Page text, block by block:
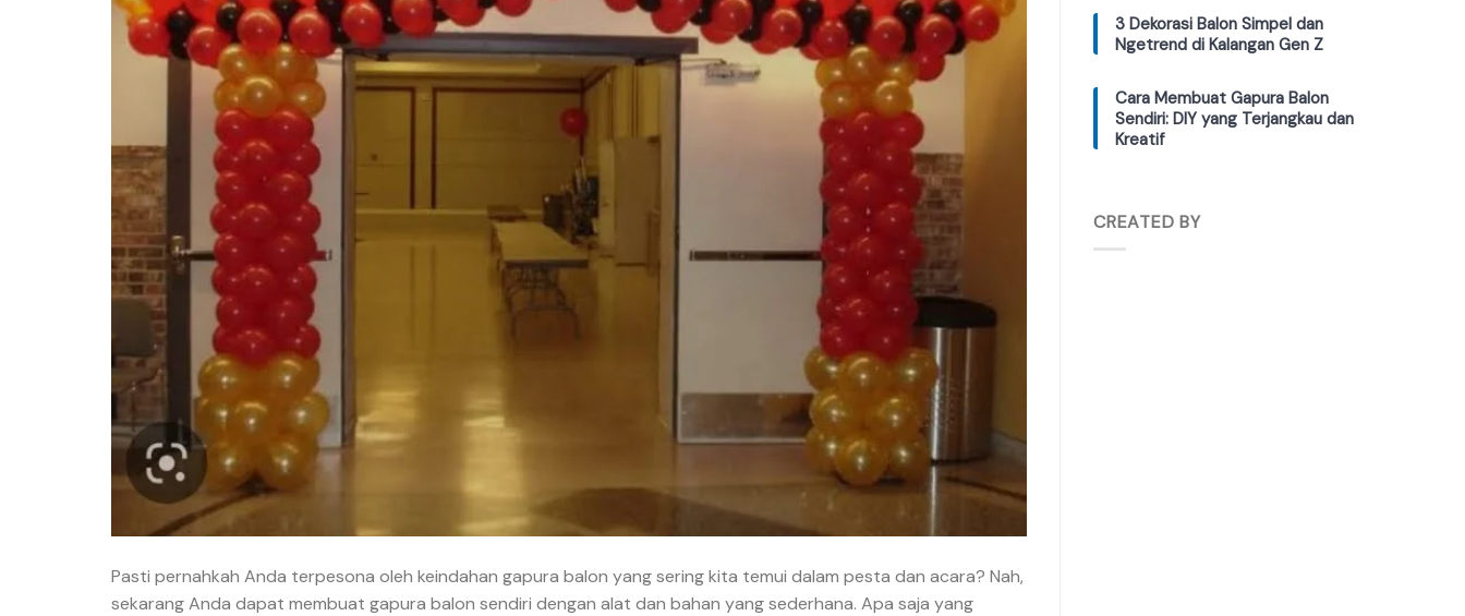
Pasti pernahkah Anda terpesona oleh keindahan gapura balon yang sering kita temui dalam pesta dan acara? Nah,
sekarang Anda dapat membuat gapura balon sendiri dengan alat dan bahan yang sederhana. Apa saja yang
3 Dekorasi Balon Simpel dan
Ngetrend di Kalangan Gen Z
Cara Membuat Gapura Balon
Sendiri: DIY yang Terjangkau dan
Kreatif
CREATED BY